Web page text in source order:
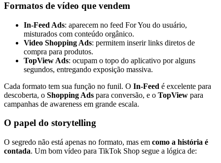
Formatos de vídeo que vendem
In-Feed Ads: aparecem no feed For You do usuário,
misturados com conteúdo orgânico.
Video Shopping Ads: permitem inserir links diretos de
compra para produtos.
TopView Ads: ocupam o topo do aplicativo por alguns
segundos, entregando exposição massiva.
Cada formato tem sua função no funil. O In-Feed é excelente para
descoberta, o Shopping Ads para conversão, e o TopView para
campanhas de awareness em grande escala.
O papel do storytelling
O segredo não está apenas no formato, mas em como a história é
contada. Um bom vídeo para TikTok Shop segue a lógica de: